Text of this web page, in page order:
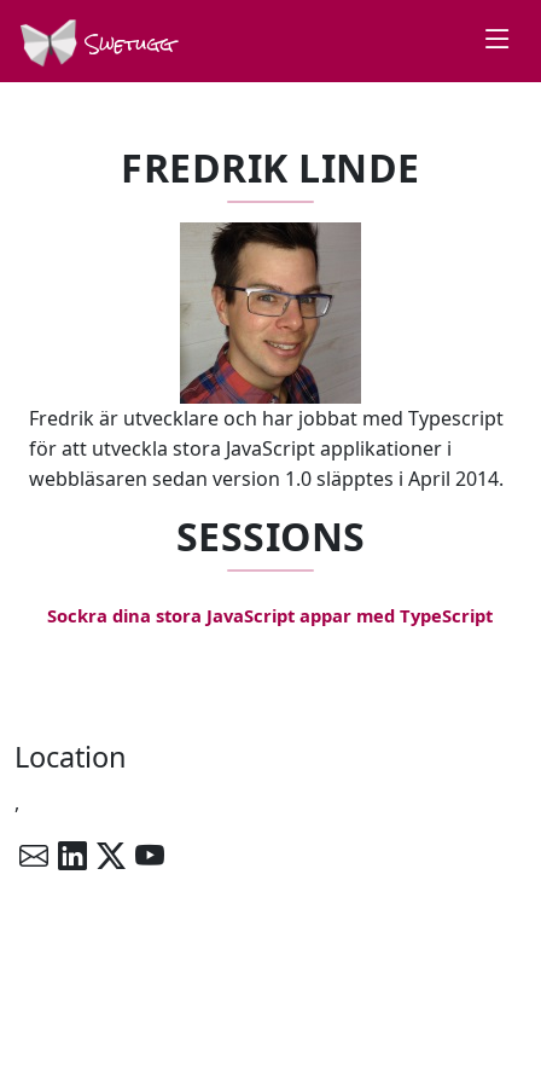
Swetugg
FREDRIK LINDE
Fredrik är utvecklare och har jobbat med Typescript
för att utveckla stora JavaScript applikationer i
webbläsaren sedan version 1.0 släpptes i April 2014.
SESSIONS
Sockra dina stora JavaScript appar med TypeScript
Location
,